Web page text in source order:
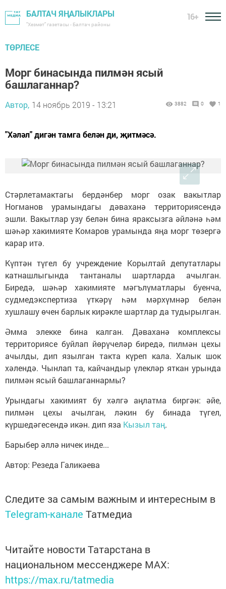
БАЛТАЧ ЯҢАЛЫКЛАРЫ
"Хезмәт" газетасы - Балтач районы
16+
ТӨРЛЕСЕ
Морг бинасында пилмән ясый
башлаганнар?
Автор, 14 ноябрь 2019 - 13:21 3882 0 1
"Хәләл" дигән тамга белән ди, җитмәсә.
Стәрлетамактагы бердәнбер морг озак вакытлар
Ногманов урамындагы дәваханә территориясендә
эшли. Вакытлар узу белән бина яраксызга әйләнә һәм
шәһәр хакимияте Комаров урамында яңа морг төзергә
карар итә.
Күптән түгел бу учреждение Корылтай депутатлары
катнашлыгында тантаналы шартларда ачылган.
Биредә, шәһәр хакимияте мәгълүматлары буенча,
судмедэкспертиза үткәрү һәм мәрхүмнәр белән
хушлашу өчен барлык кирәкле шартлар да тудырылган.
Әмма элекке бина калган. Дәваханә комплексы
территориясе буйлап йөрүчеләр биредә, пилмән цехы
ачылды, дип язылган такта күреп кала. Халык шок
хәлендә. Чынлап та, кайчандыр үлекләр яткан урында
пилмән ясый башлаганнармы?
Урындагы хакимият бу хәлгә аңлатма биргән: әйе,
пилмән цехы ачылган, ләкин бу бинада түгел,
күршедәгесендә икән. дип яза Кызыл таң.
Барыбер әллә ничек инде...
Автор: Резеда Галикәева
Следите за самым важным и интересным в
Telegram-канале Татмедиа
Читайте новости Татарстана в
национальном мессенджере MАХ:
https://max.ru/tatmedia